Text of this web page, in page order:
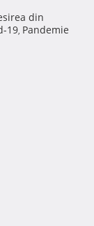
din
19, Pandemie